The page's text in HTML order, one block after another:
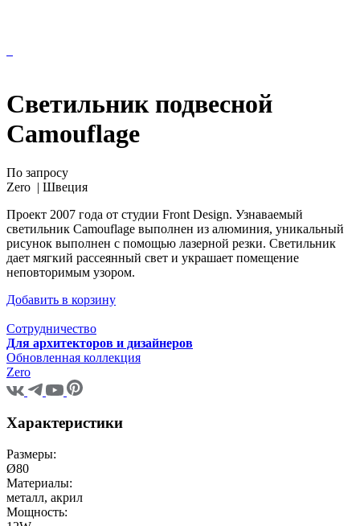
Светильник подвесной
Camouflage
По запросу
Zero | Швеция
Проект 2007 года от студии Front Design. Узнаваемый
светильник Camouflage выполнен из алюминия, уникальный
рисунок выполнен с помощью лазерной резки. Светильник
дает мягкий рассеянный свет и украшает помещение
неповторимым узором.
Добавить в корзину
Сотрудничество
Для архитекторов и дизайнеров
Обновленная коллекция
Zero
Характеристики
Размеры:
Ø80
Материалы:
металл, акрил
Мощность: